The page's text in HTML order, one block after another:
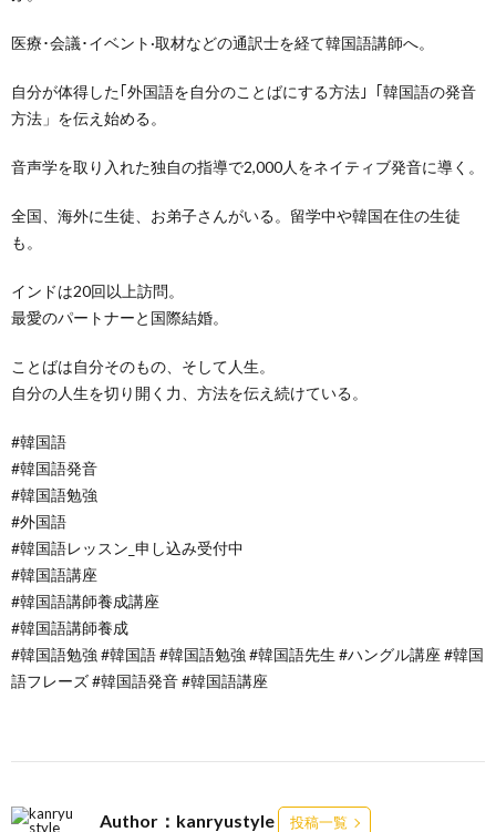
医療･会議･イベント·取材などの通訳士を経て韓国語講師へ。
自分が体得した｢外国語を自分のことばにする方法｣「韓国語の発音
方法」を伝え始める。
音声学を取り入れた独自の指導で2,000人をネイティブ発音に導く。
全国、海外に生徒、お弟子さんがいる。留学中や韓国在住の生徒
も。
インドは20回以上訪問。
最愛のパートナーと国際結婚。
ことばは自分そのもの、そして人生。
自分の人生を切り開く力、方法を伝え続けている。
#韓国語
#韓国語発音
#韓国語勉強
#外国語
#韓国語レッスン_申し込み受付中
#韓国語講座
#韓国語講師養成講座
#韓国語講師養成
#韓国語勉強 #韓国語 #韓国語勉強 #韓国語先生 #ハングル講座 #韓国
語フレーズ #韓国語発音 #韓国語講座
Author：kanryustyle 投稿一覧